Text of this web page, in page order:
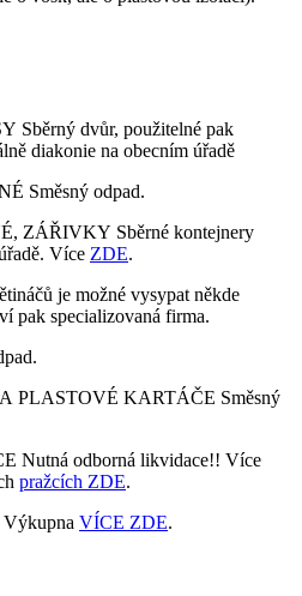
Sběrný dvůr, použitelné pak
diakonie na obecním úřadě
Směsný odpad.
ZÁŘIVKY Sběrné kontejnery
Více ZDE.
je možné vysypat někde
pak specializovaná firma.
PLASTOVÉ KARTÁČE Směsný
Nutná odborná likvidace!! Více
pražcích ZDE.
VÍCE ZDE.